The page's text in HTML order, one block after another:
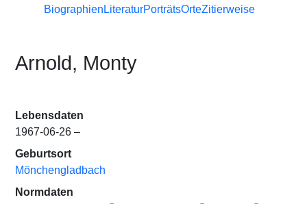
Biographien LiteraturPorträtsOrteZitierweise
Arnold, Monty
Lebensdaten
1967-06-26 –
Geburtsort
Mönchengladbach
Normdaten